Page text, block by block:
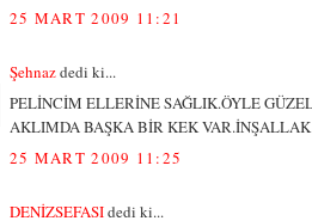
25 MART 2009 11:21
Şehnazdedi ki...
PELİNCİM ELLERİNE SAĞLIK.ÖYLE
AKLIMDA BAŞKA BİR KEK
25 MART 2009 11:25
DENİZSEFASIdedi ki...